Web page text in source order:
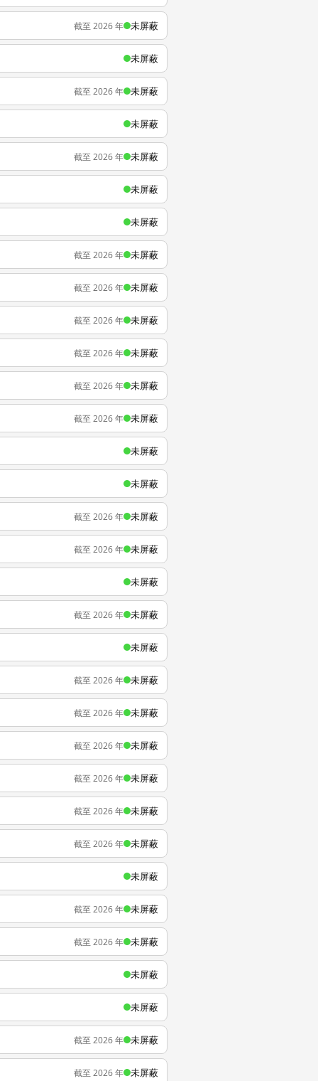
截至 2026 年 未屏蔽
未屏蔽
截至 2026 年 未屏蔽
未屏蔽
截至 2026 年 未屏蔽
未屏蔽
未屏蔽
截至 2026 年 未屏蔽
截至 2026 年 未屏蔽
截至 2026 年 未屏蔽
截至 2026 年 未屏蔽
截至 2026 年 未屏蔽
截至 2026 年 未屏蔽
未屏蔽
未屏蔽
截至 2026 年 未屏蔽
截至 2026 年 未屏蔽
未屏蔽
截至 2026 年 未屏蔽
未屏蔽
截至 2026 年 未屏蔽
截至 2026 年 未屏蔽
截至 2026 年 未屏蔽
截至 2026 年 未屏蔽
截至 2026 年 未屏蔽
截至 2026 年 未屏蔽
未屏蔽
截至 2026 年 未屏蔽
截至 2026 年 未屏蔽
未屏蔽
未屏蔽
截至 2026 年 未屏蔽
截至 2026 年 未屏蔽